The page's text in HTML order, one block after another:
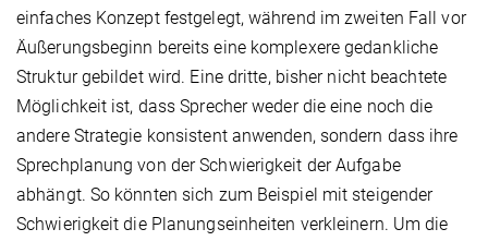
einfaches Konzept festgelegt, während im zweiten Fall vor
Äußerungsbeginn bereits eine komplexere gedankliche
Struktur gebildet wird. Eine dritte, bisher nicht beachtete
Möglichkeit ist, dass Sprecher weder die eine noch die
andere Strategie konsistent anwenden, sondern dass ihre
Sprechplanung von der Schwierigkeit der Aufgabe
abhängt. So könnten sich zum Beispiel mit steigender
Schwierigkeit die Planungseinheiten verkleinern. Um die